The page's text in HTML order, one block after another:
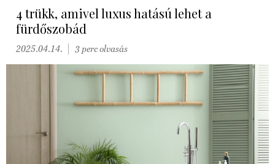
4 trükk, amivel luxus hatású lehet a
fürdőszobád
2025.04.14. 3 perc olvasás